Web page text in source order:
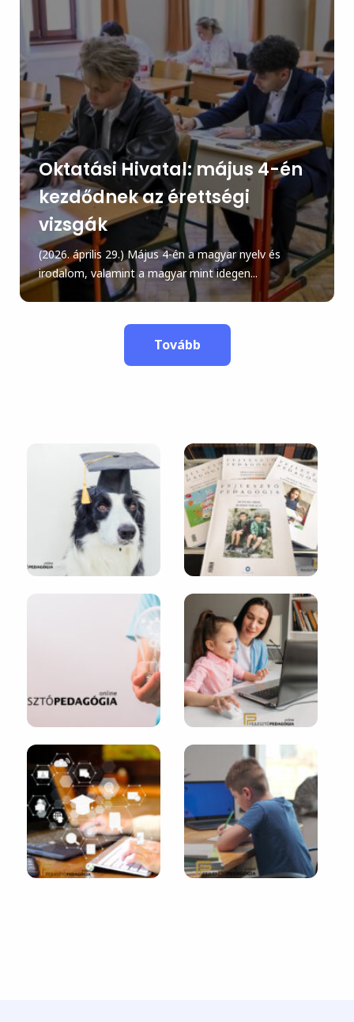
Oktatási Hivatal: május 4-én
kezdődnek az érettségi
vizsgák
(2026. április 29.) Május 4-én a magyar nyelv és
irodalom, valamint a magyar mint idegen...
Tovább